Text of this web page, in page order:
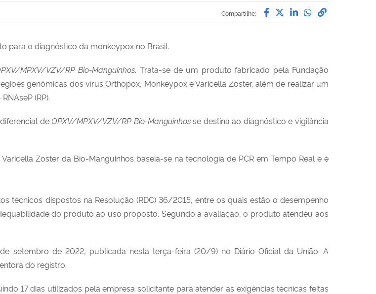
Compartilhe: Compartilhe por
Compartilhe por
Compartilhe por
Compartilhe
link para
para o diagnóstico da monkeypox no Brasil.
MPXV/VZV/RP Bio-Manguinhos. Trata-se de um produto fabricado pela Fundação
genômicas dos vírus Orthopox, Monkeypox e Varicella Zoster, além de realizar um
(RP).
deOPXV/MPXV/VZV/RP Bio-Manguinhosse destina ao diagnóstico e vigilância
Zoster da Bio-Manguinhos baseia-se na tecnologia de PCR em Tempo Real e é
técnicos dispostos na Resolução (RDC) 36/2015, entre os quais estão o desempenho
do produto ao uso proposto. Segundo a avaliação, o produto atendeu aos
setembro de 2022, publicada nesta terça-feira (20/9) no Diário Oficial da União. A
do registro.
17 dias utilizados pela empresa solicitante para atender as exigências técnicas feitas